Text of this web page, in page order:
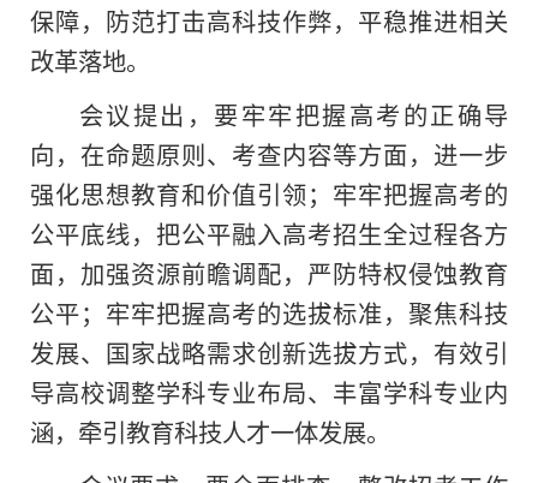
保障，防范打击高科技作弊，平稳推进相关
改革落地。
会议提出，要牢牢把握高考的正确导
向，在命题原则、考查内容等方面，进一步
强化思想教育和价值引领；牢牢把握高考的
公平底线，把公平融入高考招生全过程各方
面，加强资源前瞻调配，严防特权侵蚀教育
公平；牢牢把握高考的选拔标准，聚焦科技
发展、国家战略需求创新选拔方式，有效引
导高校调整学科专业布局、丰富学科专业内
涵，牵引教育科技人才一体发展。